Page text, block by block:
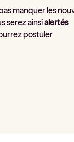
manquer les
serez ainsialertés
postuler